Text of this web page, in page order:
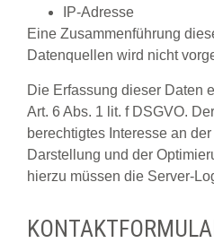
IP-Adresse
Eine Zusammenführung
Datenquellen wird nicht
Die Erfassung dieser Daten
Art. 6 Abs. 1 lit. f DSGVO.
berechtigtes Interesse an
Darstellung und der
hierzu müssen die Server-